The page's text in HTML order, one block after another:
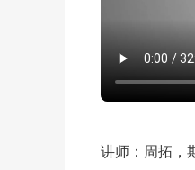
讲师：周拓，